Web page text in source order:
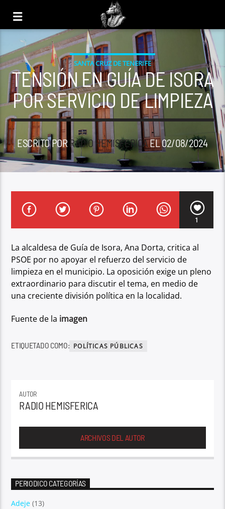
SANTA CRUZ DE TENERIFE
TENSIÓN EN GUÍA DE ISORA
POR SERVICIO DE LIMPIEZA
ESCRITO POR RADIO HEMISFERICAEL 02/08/2024
1
La alcaldesa de Guía de Isora, Ana Dorta, critica al
PSOE por no apoyar el refuerzo del servicio de
limpieza en el municipio. La oposición exige un pleno
extraordinario para discutir el tema, en medio de
una creciente división política en la localidad.
Fuente de la imagen
ETIQUETADO COMO: POLÍTICAS PÚBLICAS
AUTOR
RADIO HEMISFERICA
ARCHIVOS DEL AUTOR
PERIODICO CATEGORÍAS
Adeje (13)